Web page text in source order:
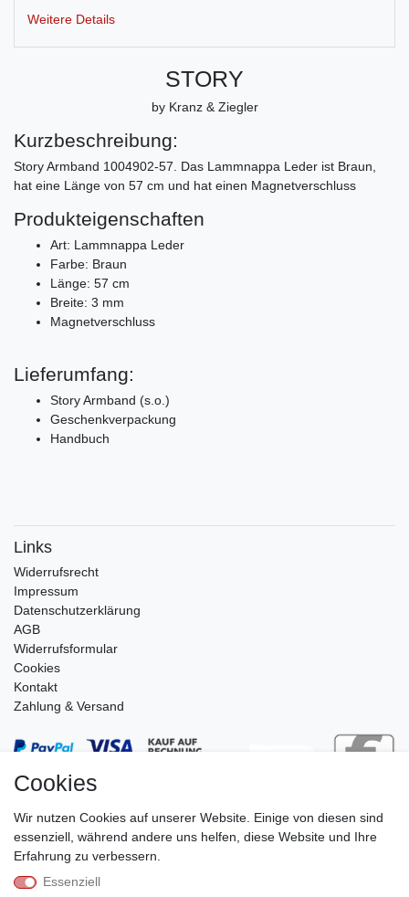
Weitere Details
STORY
by Kranz & Ziegler
Kurzbeschreibung:
Story Armband 1004902-57. Das Lammnappa Leder ist Braun,
hat eine Länge von 57 cm und hat einen Magnetverschluss
Produkteigenschaften
Art: Lammnappa Leder
Farbe: Braun
Länge: 57 cm
Breite: 3 mm
Magnetverschluss
Lieferumfang:
Story Armband (s.o.)
Geschenkverpackung
Handbuch
Links
Widerrufs­recht
Impressum
Daten­schutz­erklärung
AGB
Widerrufsformular
Cookies
Kontakt
Zahlung & Versand
Stephan Roth GmbH
Cookies
Wir nutzen Cookies auf unserer Website. Einige von diesen sind
essenziell, während andere uns helfen, diese Website und Ihre
Erfahrung zu verbessern.
Essenziell